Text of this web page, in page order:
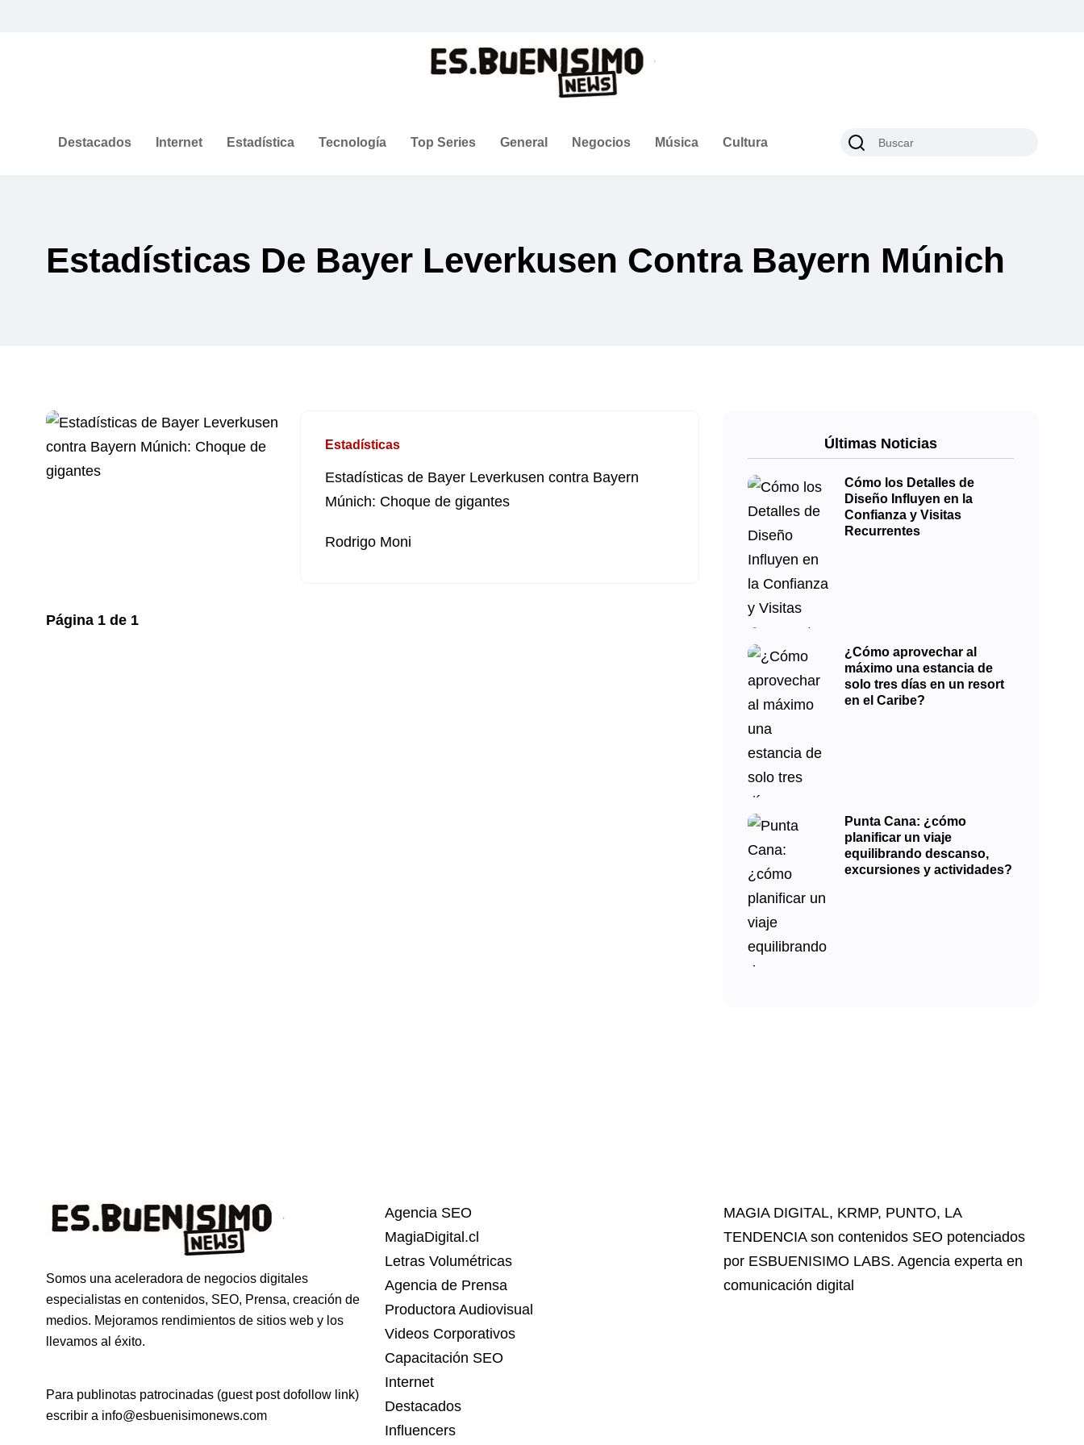
Destacados Internet Estadística Tecnología Top Series General Negocios Música Cultura
Estadísticas De Bayer Leverkusen Contra Bayern Múnich
Estadísticas
Estadísticas de Bayer Leverkusen contra Bayern
Múnich: Choque de gigantes
Rodrigo Moni
Página 1 de 1
Últimas Noticias
Cómo los Detalles de
Diseño Influyen en la
Confianza y Visitas
Recurrentes
¿Cómo aprovechar al
máximo una estancia de
solo tres días en un resort
en el Caribe?
Punta Cana: ¿cómo
planificar un viaje
equilibrando descanso,
excursiones y actividades?
Somos una aceleradora de negocios digitales
especialistas en contenidos, SEO, Prensa, creación de
medios. Mejoramos rendimientos de sitios web y los
llevamos al éxito.
Para publinotas patrocinadas (guest post dofollow link)
escribir a info@esbuenisimonews.com
Agencia SEO
MagiaDigital.cl
Letras Volumétricas
Agencia de Prensa
Productora Audiovisual
Videos Corporativos
Capacitación SEO
Internet
Destacados
Influencers
MAGIA DIGITAL, KRMP, PUNTO, LA
TENDENCIAson contenidos SEO potenciados
por ESBUENISIMO LABS. Agencia experta en
comunicación digital